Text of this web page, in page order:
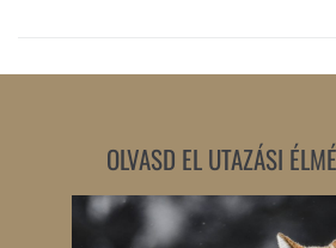
OLVASD EL UTAZÁSI